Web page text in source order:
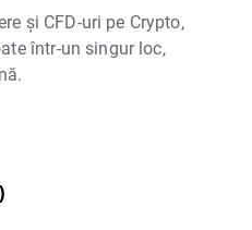
și CFD-uri pe Crypto,
într-un singur loc,